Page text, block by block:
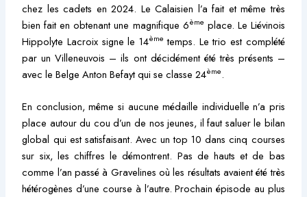
chez les cadets en 2024. Le Calaisien l’a fait et même très
bien fait en obtenant une magnifique 6ème place. Le Liévinois
Hippolyte Lacroix signe le 14èmetemps. Le trio est complété
par un Villeneuvois – ils ont décidément été très présents –
avec le Belge Anton Befayt qui se classe 24ème.
En conclusion, même si aucune médaille individuelle n’a pris
place autour du cou d’un de nos jeunes, il faut saluer le bilan
global qui est satisfaisant. Avec un top 10 dans cinq courses
sur six, les chiffres le démontrent. Pas de hauts et de bas
comme l’an passé à Gravelines où les résultats avaient été très
hétérogènes d’une course à l’autre. Prochain épisode au plus